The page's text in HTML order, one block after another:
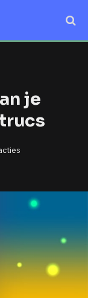
je